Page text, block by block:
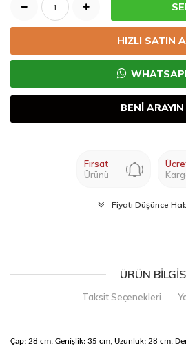
HIZLI SATIN
BENİ ARAYIN
Fırsat
Ürünü
Fiyatı Düşünce
ÜRÜN
Taksit Seçenekleri
Çap: 28 cm, Genişlik: 35 cm, Uzunluk: 28 cm,